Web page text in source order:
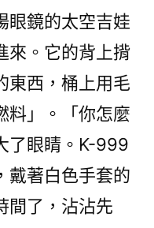
眼鏡的太空吉娃
來。它的背上揹
東西，桶上用毛
料」。「你怎麼
眼睛。K-999
戴著白色手套的
間了，沾沾先